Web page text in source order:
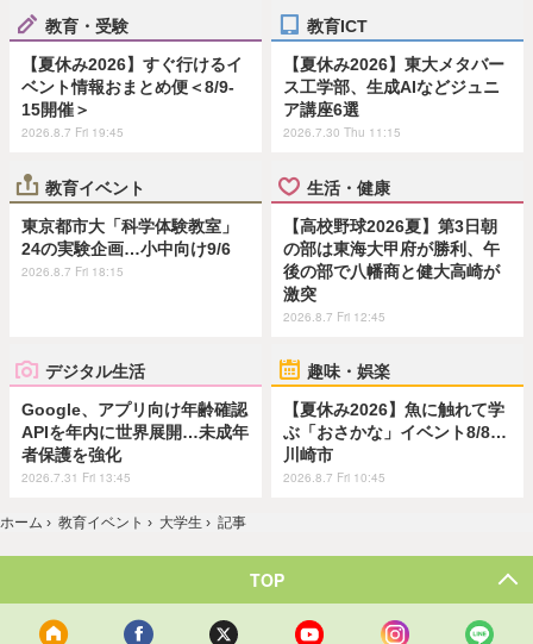
教育・受験
【夏休み2026】すぐ行けるイ
ベント情報おまとめ便＜8/9-
15開催＞
2026.8.7 Fri 19:45
教育ICT
【夏休み2026】東大メタバー
ス工学部、生成AIなどジュニ
ア講座6選
2026.7.30 Thu 11:15
教育イベント
東京都市大「科学体験教室」
24の実験企画…小中向け9/6
2026.8.7 Fri 18:15
生活・健康
【高校野球2026夏】第3日朝
の部は東海大甲府が勝利、午
後の部で八幡商と健大高崎が
激突
2026.8.7 Fri 12:45
デジタル生活
Google、アプリ向け年齢確認
APIを年内に世界展開…未成年
者保護を強化
2026.7.31 Fri 13:45
趣味・娯楽
【夏休み2026】魚に触れて学
ぶ「おさかな」イベント8/8…
川崎市
2026.8.7 Fri 10:45
ホーム › 教育イベント › 大学生 › 記事
TOP